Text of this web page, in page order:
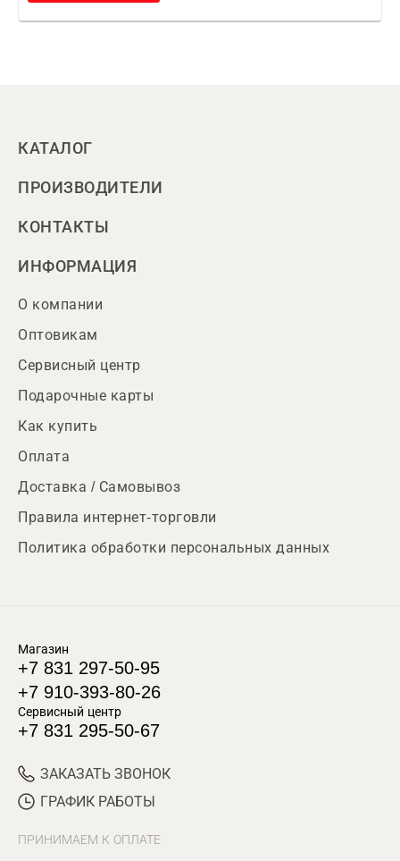
КАТАЛОГ
ПРОИЗВОДИТЕЛИ
КОНТАКТЫ
ИНФОРМАЦИЯ
О компании
Оптовикам
Сервисный центр
Подарочные карты
Как купить
Оплата
Доставка / Самовывоз
Правила интернет-торговли
Политика обработки персональных данных
Магазин
+7 831 297-50-95
+7 910-393-80-26
Сервисный центр
+7 831 295-50-67
ЗАКАЗАТЬ ЗВОНОК
ГРАФИК РАБОТЫ
ПРИНИМАЕМ К ОПЛАТЕ